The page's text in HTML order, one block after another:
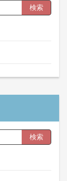
検索
検索